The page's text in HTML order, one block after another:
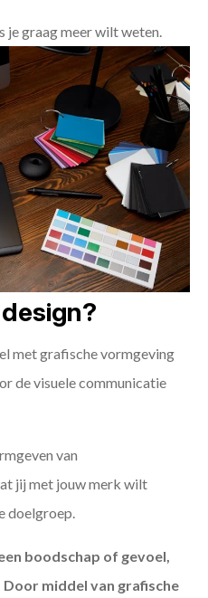
graag meer wilt weten.
met grafische vormgeving
de visuele communicatie
van
jij met jouw merk wilt
doelgroep.
boodschap of gevoel,
middel van grafische